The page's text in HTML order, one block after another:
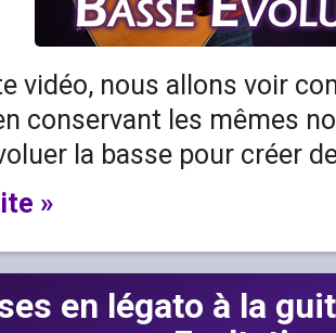
vidéo, nous allons voir
conservant les mêmes
la basse pour créer
»
en légato à la